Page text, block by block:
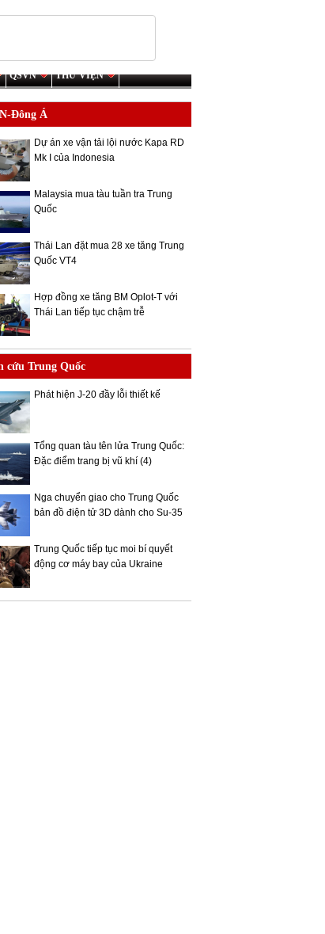
QSVN THƯ VIỆN
Đông Á
Dự án xe vận tải lội nước Kapa RD
Mk I của Indonesia
Malaysia mua tàu tuần tra Trung
Quốc
Thái Lan đặt mua 28 xe tăng Trung
Quốc VT4
Hợp đồng xe tăng BM Oplot-T với
Thái Lan tiếp tục chậm trễ
cứu Trung Quốc
Phát hiện J-20 đầy lỗi thiết kế
Tổng quan tàu tên lửa Trung Quốc:
Đặc điểm trang bị vũ khí (4)
Nga chuyển giao cho Trung Quốc
bản đồ điện tử 3D dành cho Su-35
Trung Quốc tiếp tục moi bí quyết
động cơ máy bay của Ukraine